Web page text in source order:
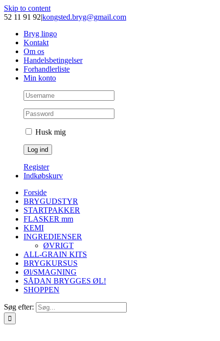
Skip to content
52 11 91 92|kongsted.bryg@gmail.com
Bryg lingo
Kontakt
Om os
Handelsbetingelser
Forhandlerliste
Min konto
Husk mig
Register
Indkøbskurv
Forside
BRYGUDSTYR
STARTPAKKER
FLASKER mm
KEMI
INGREDIENSER
ØVRIGT
ALL-GRAIN KITS
BRYGKURSUS
Øl/SMAGNING
SÅDAN BRYGGES ØL!
SHOPPEN
Søg efter: